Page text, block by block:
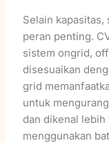
Selain kapasitas,
peran penting.
sistem ongrid,
disesuaikan
grid
untuk
dan dikenal lebih
menggunakan